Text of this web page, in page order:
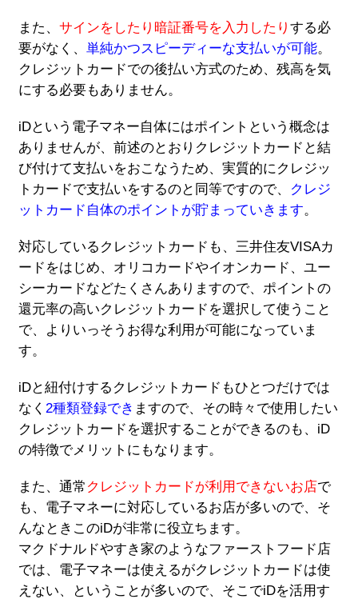
また、 サインをしたり暗証番号を入力したり する必
要がなく、 単純かつスピーディーな支払いが可能。
クレジットカードでの後払い方式のため、残高を気
にする必要もありません。
iDという電子マネー自体にはポイントという概念は
ありませんが、前述のとおりクレジットカードと結
び付けて支払いをおこなうため、実質的にクレジッ
トカードで支払いをするのと同等ですので、
クレジ
ットカード自体のポイントが貯まっていきます。
対応しているクレジットカードも、三井住友VISAカ
ードをはじめ、オリコカードやイオンカード、ユー
シーカードなどたくさんありますので、ポイントの
還元率の高いクレジットカードを選択して使うこと
で、よりいっそうお得な利用が可能になっていま
す。
iDと紐付けするクレジットカードもひとつだけでは
なく 2種類登録でき ますので、その時々で使用したい
クレジットカードを選択することができるのも、iD
の特徴でメリットにもなります。
また、通常 クレジットカードが利用できないお店で
も、電子マネーに対応しているお店が多いので、そ
んなときこのiDが非常に役立ちます。
マクドナルドやすき家のようなファーストフード店
では、電子マネーは使えるがクレジットカードは使
えない、ということが多いので、そこでiDを活用す